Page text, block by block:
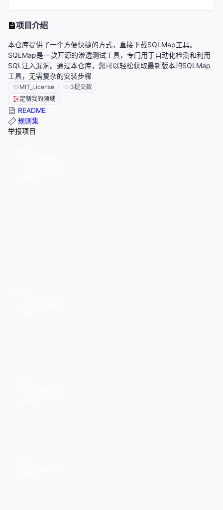
项目介绍
本仓库提供了一个方便快捷的方式，直接下载SQLMap工具。
SQLMap是一款开源的渗透测试工具，专门用于自动化检测和利用
SQL注入漏洞。通过本仓库，您可以轻松获取最新版本的SQLMap
工具，无需复杂的安装步骤
MIT_License 3提交数
定制我的领域
README
规则集
举报项目